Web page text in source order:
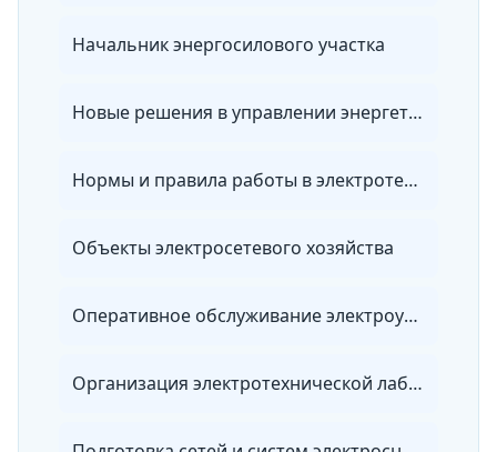
Начальник энергосилового участка
Новые решения в управлении энергетикой предприятия
Нормы и правила работы в электротехнических лабораториях
Объекты электросетевого хозяйства
Оперативное обслуживание электроустановок и электрооборудования
Организация электротехнической лаборатории